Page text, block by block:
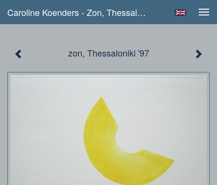
Caroline Koenders - Zon, Thessaloniki '97
zon, Thessaloniki '97